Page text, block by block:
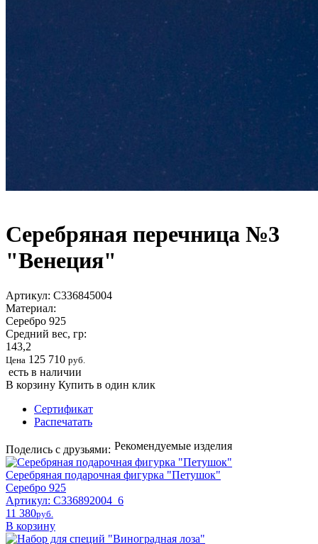
Серебряная перечница №3
"Венеция"
Артикул: С336845004
Материал:
Серебро 925
Средний вес, гр:
143,2
Цена 125 710 руб.
есть в наличии
В корзину Купить в один клик
Сертификат
Распечатать
Поделись с друзьями: Рекомендуемые изделия
Серебряная подарочная фигурка "Петушок"
Серебро 925
Артикул: С336892004_6
11 380pyб.
В корзину